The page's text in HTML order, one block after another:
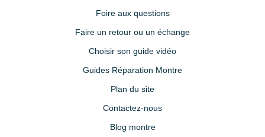
Foire aux questions
Faire un retour ou un échange
Choisir son guide vidéo
Guides Réparation Montre
Plan du site
Contactez-nous
Blog montre